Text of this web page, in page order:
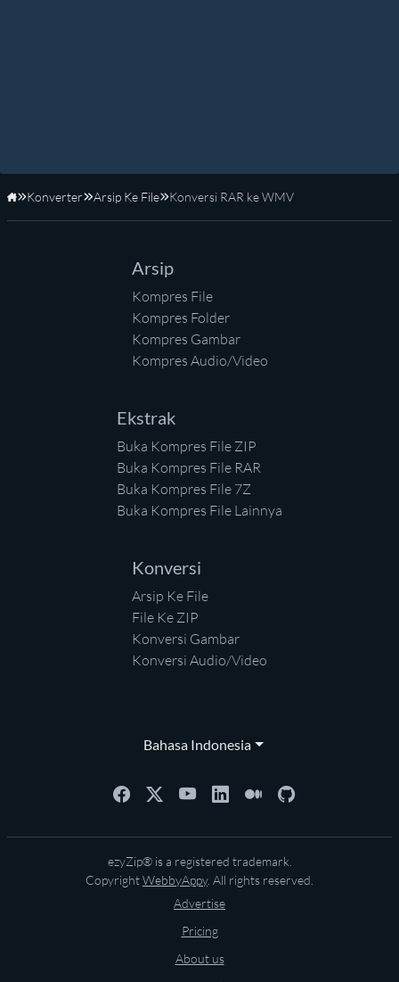
Beranda
Konverter Arsip Ke File Konversi RAR ke WMV
Arsip
Kompres File
Kompres Folder
Kompres Gambar
Kompres Audio/Video
Ekstrak
Buka Kompres File ZIP
Buka Kompres File RAR
Buka Kompres File 7Z
Buka Kompres File Lainnya
Konversi
Arsip Ke File
File Ke ZIP
Konversi Gambar
Konversi Audio/Video
Bahasa Indonesia
ezyZip® is a registered trademark.
CopyrightWebbyAppy. All rights reserved.
Advertise
Pricing
About us